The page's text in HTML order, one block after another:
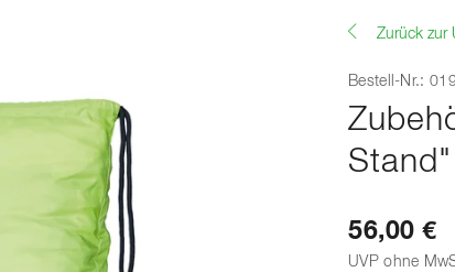
Zurück zur
Bestell-Nr.:
Stand"
56,00 €
UVP ohne